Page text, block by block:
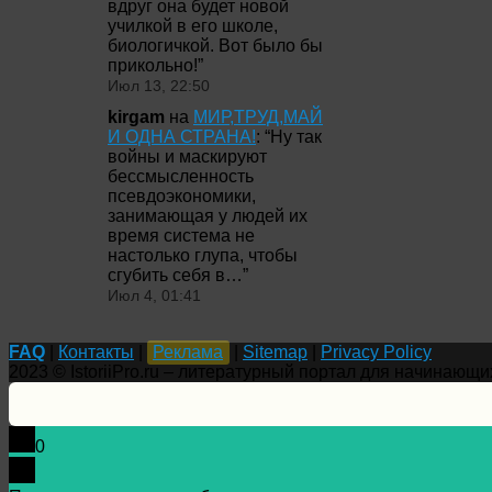
вдруг она будет новой
училкой в его школе,
биологичкой. Вот было бы
прикольно!”
Июл 13, 22:50
kirgam на МИР,ТРУД,МАЙ
И ОДНА СТРАНА!: “Ну так
войны и маскируют
бессмысленность
псевдоэкономики,
занимающая у людей их
время система не
настолько глупа, чтобы
сгубить себя в…”
Июл 4, 01:41
FAQ Контакты Реклама Sitemap
Privacy Policy
0